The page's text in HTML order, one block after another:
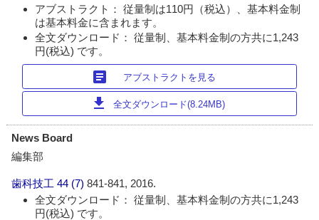
アブストラクト： 従量制は110円（税込）、基本料金制
は基本料金に含まれます。
全文ダウンロード： 従量制、基本料金制の方共に1,243
円(税込) です。
article アブストラクトを見る
download 全文ダウンロード(8.24MB)
News Board
編集部
歯科技工 44 (7)841-841, 2016.
全文ダウンロード： 従量制、基本料金制の方共に1,243
円(税込) です。